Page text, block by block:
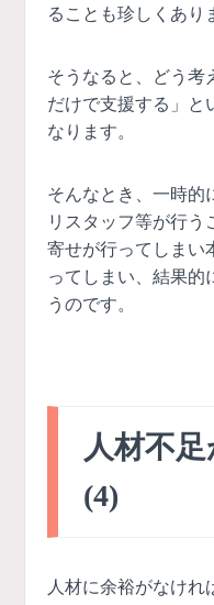
ることも珍しくあり
そうなると、どう考
だけで支援する」と
なります。
そんなとき、一時的
リスタッフ等が行う
寄せが行ってしまい
ってしまい、結果的
うのです。
人材不
(4)
人材に余裕がなけれ